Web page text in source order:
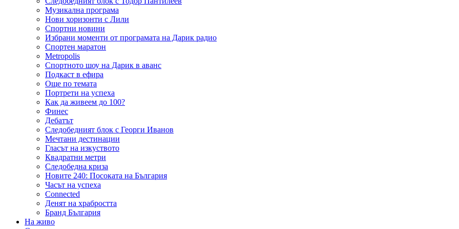
Музикална програма
Нови хоризонти с Лили
Спортни новини
Избрани моменти от програмата на Дарик радио
Спортен маратон
Metropolis
Спортното шоу на Дарик в аванс
Подкаст в ефира
Още по темата
Портрети на успеха
Как да живеем до 100?
Финес
Дебатът
Следобедният блок с Георги Иванов
Мечтани дестинации
Гласът на изкуството
Квадратни метри
Следобедна криза
Новите 240: Посоката на България
Часът на успеха
Connected
Денят на храбростта
Бранд България
На живо